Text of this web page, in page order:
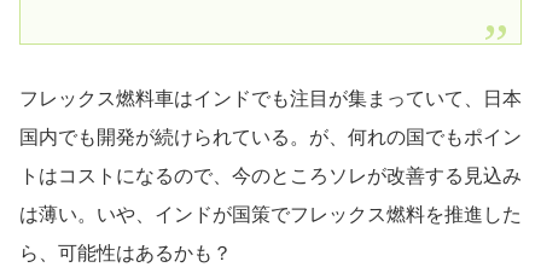
フレックス燃料車はインドでも注目が集まっていて、日本
国内でも開発が続けられている。が、何れの国でもポイン
トはコストになるので、今のところソレが改善する見込み
は薄い。いや、インドが国策でフレックス燃料を推進した
ら、可能性はあるかも？